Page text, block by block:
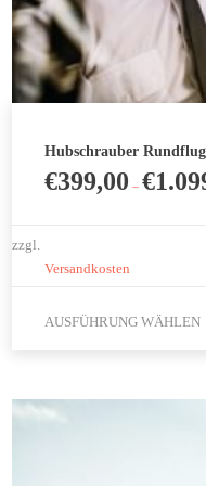
Hubschrauber
€399,00 –€
zzgl.
Versandkosten
AUSFÜHRUNG WÄHLEN
weist